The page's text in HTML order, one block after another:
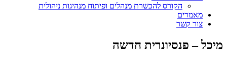
הקורס להכשרת מנהלים ופיתוח מנהיגות ניהולית
מאמרים
צור קשר
מיכל – פנסיונרית חדשה